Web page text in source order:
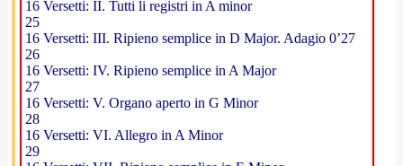
16 Versetti: II. Tutti li registri in A minor
25
16 Versetti: III. Ripieno semplice in D Major. Adagio 0’27
26
16 Versetti: IV. Ripieno semplice in A Major
27
16 Versetti: V. Organo aperto in G Minor
28
16 Versetti: VI. Allegro in A Minor
29